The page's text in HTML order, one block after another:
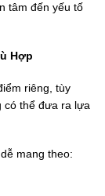
tâm đến yếu tố
Hợp
riêng, tùy
có thể đưa ra lựa
mang theo: